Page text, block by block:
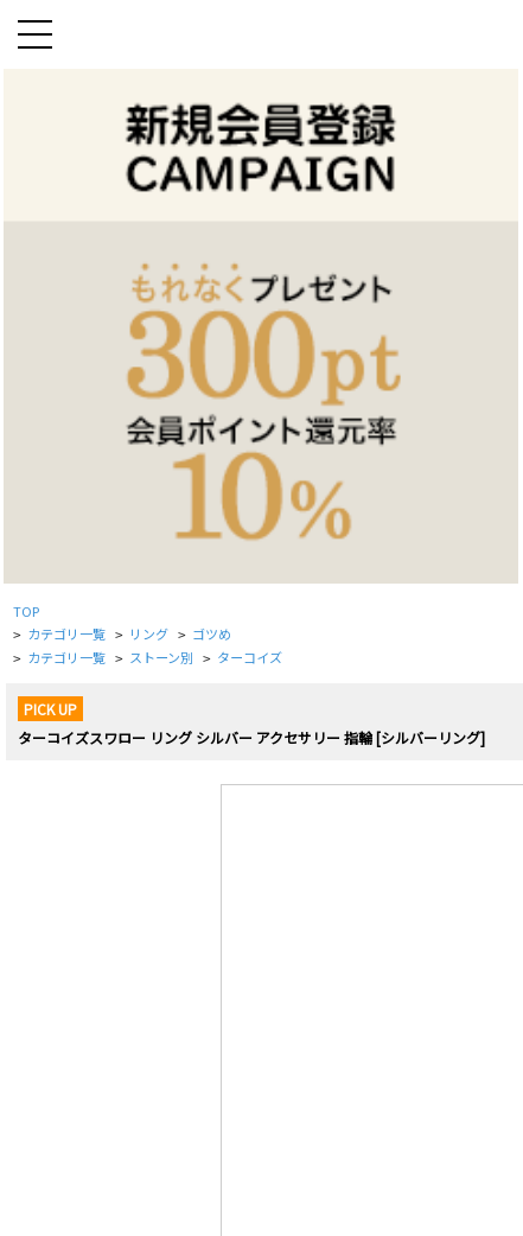
TOP
> カテゴリ一覧 > リング > ゴツめ
> カテゴリ一覧 > ストーン別 > ターコイズ
PICK UP
ターコイズスワロー リング シルバー アクセサリー 指輪 [シルバーリング]